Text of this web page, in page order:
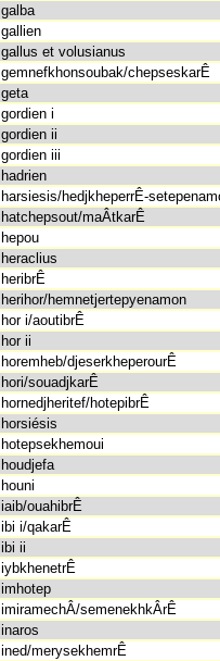
galba
gallien
gallus et volusianus
gemnefkhonsoubak/chepseskarÊ
geta
gordien i
gordien ii
gordien iii
hadrien
harsiesis/hedjkheperrÊ-
hatchepsout/maÂtkarÊ
hepou
heraclius
heribrÊ
herihor/hemnetjertepyenamon
hor i/aoutibrÊ
hor ii
horemheb/djeserkheperourÊ
hori/souadjkarÊ
hornedjheritef/hotepibrÊ
horsiésis
hotepsekhemoui
houdjefa
houni
iaib/ouahibrÊ
ibi i/qakarÊ
ibi ii
iybkhenetrÊ
imhotep
imiramechÂ/semenekhkÂrÊ
inaros
ined/merysekhemrÊ